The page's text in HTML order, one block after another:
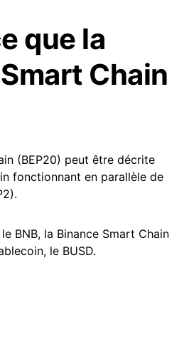
que la
Chain
(BEP20) peut être décrite
fonctionnant en parallèle de
BNB, la Binance Smart Chain
le BUSD.